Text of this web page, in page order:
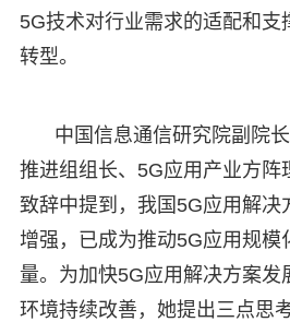
5G技术对行业需求的适配和支
转型。
中国信息通信研究院副院
推进组组长、5G应用产业方阵
致辞中提到，我国5G应用解决
增强，已成为推动5G应用规模
量。为加快5G应用解决方案发
环境持续改善，她提出三点思